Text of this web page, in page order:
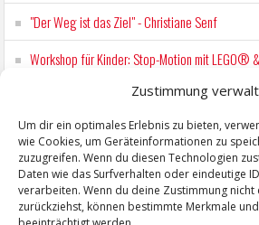
Zustimmung
Um dir ein optimales Erlebnis zu bieten,
wie Cookies, um Geräteinformationen zu
zuzugreifen. Wenn du diesen Technologien
Daten wie das Surfverhalten oder eindeutige
verarbeiten. Wenn du deine Zustimmung
zurückziehst, können bestimmte Merkmale
"Der Weg ist das Ziel" - Christiane Senf
Workshop für Kinder: Stop-Motion mit LEGO®
EINFACH LESEN im August 2026 H.P. Richter -
Lesung in Einfacher Sprache